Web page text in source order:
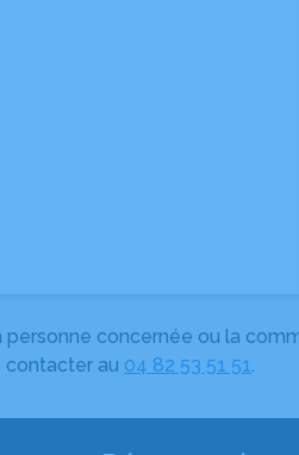
concernée ou la
contacter au 04 82 53 51 51.